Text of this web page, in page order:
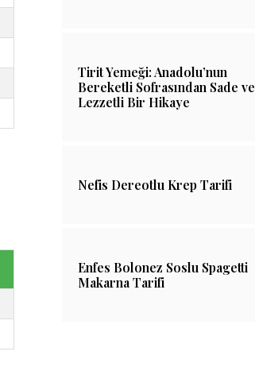
Tirit Yemeği: Anadolu’nun
Bereketli Sofrasından Sade ve
Lezzetli Bir Hikaye
Nefis Dereotlu Krep Tarifi
Enfes Bolonez Soslu Spagetti
Makarna Tarifi